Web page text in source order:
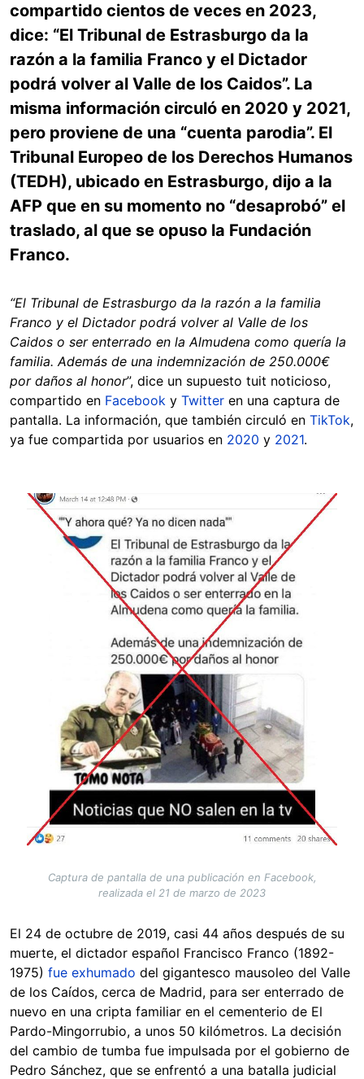
compartido cientos de veces en 2023,
dice: “El Tribunal de Estrasburgo da la
razón a la familia Franco y el Dictador
podrá volver al Valle de los Caidos”. La
misma información circuló en 2020 y 2021,
pero proviene de una “cuenta parodia”. El
Tribunal Europeo de los Derechos Humanos
(TEDH), ubicado en Estrasburgo, dijo a la
AFP que en su momento no “desaprobó” el
traslado, al que se opuso la Fundación
Franco.
“El Tribunal de Estrasburgo da la razón a la familia
Franco y el Dictador podrá volver al Valle de los
Caidos o ser enterrado en la Almudena como quería la
familia. Además de una indemnización de 250.000€
por daños al honor”, dice un supuesto tuit noticioso,
compartido en Facebook y Twitter en una captura de
pantalla. La información, que también circuló en TikTok,
ya fue compartida por usuarios en 2020 y 2021.
Image
Captura de pantalla de una publicación en Facebook,
realizada el 21 de marzo de 2023
El 24 de octubre de 2019, casi 44 años después de su
muerte, el dictador español Francisco Franco (1892-
1975) fue exhumado del gigantesco mausoleo del Valle
de los Caídos, cerca de Madrid, para ser enterrado de
nuevo en una cripta familiar en el cementerio de El
Pardo-Mingorrubio, a unos 50 kilómetros. La decisión
del cambio de tumba fue impulsada por el gobierno de
Pedro Sánchez, que se enfrentó a una batalla judicial